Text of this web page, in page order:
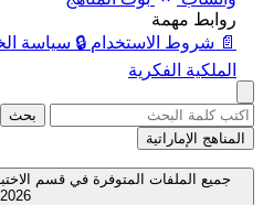
روابط مهمة
📄 شروط الاستخدام 🔒 سياسة
الملكية الفكرية
بحث
المناهج الإماراتية
2026